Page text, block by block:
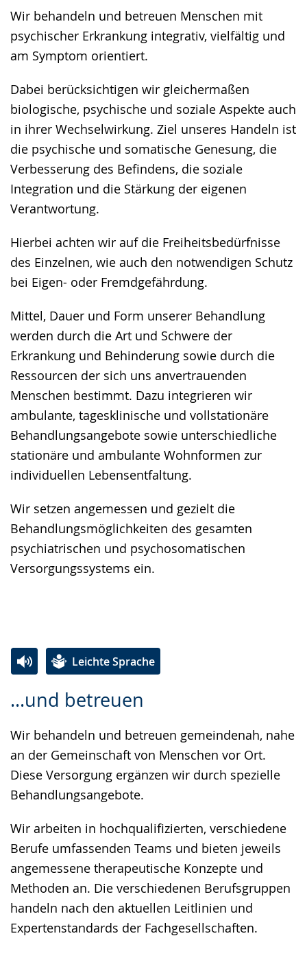
Wir behandeln und betreuen Menschen mit
psychischer Erkrankung integrativ, vielfältig und
am Symptom orientiert.
Dabei berücksichtigen wir gleichermaßen
biologische, psychische und soziale Aspekte auch
in ihrer Wechselwirkung. Ziel unseres Handeln ist
die psychische und somatische Genesung, die
Verbesserung des Befindens, die soziale
Integration und die Stärkung der eigenen
Verantwortung.
Hierbei achten wir auf die Freiheitsbedürfnisse
des Einzelnen, wie auch den notwendigen Schutz
bei Eigen- oder Fremdgefährdung.
Mittel, Dauer und Form unserer Behandlung
werden durch die Art und Schwere der
Erkrankung und Behinderung sowie durch die
Ressourcen der sich uns anvertrauenden
Menschen bestimmt. Dazu integrieren wir
ambulante, tagesklinische und vollstationäre
Behandlungsangebote sowie unterschiedliche
stationäre und ambulante Wohnformen zur
individuellen Lebensentfaltung.
Wir setzen angemessen und gezielt die
Behandlungsmöglichkeiten des gesamten
psychiatrischen und psychosomatischen
Versorgungssystems ein.
angezeigt.
...und betreuen
Wir behandeln und betreuen gemeindenah, nahe
an der Gemeinschaft von Menschen vor Ort.
Diese Versorgung ergänzen wir durch spezielle
Behandlungsangebote.
Wir arbeiten in hochqualifizierten, verschiedene
Berufe umfassenden Teams und bieten jeweils
angemessene therapeutische Konzepte und
Methoden an. Die verschiedenen Berufsgruppen
handeln nach den aktuellen Leitlinien und
Expertenstandards der Fachgesellschaften.
Leichte Sprache
Leichten
wechseln.
Audio-
Video
Deutscher
Gebärdensprache
wird
angezeigt.